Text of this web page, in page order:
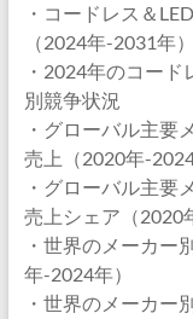
・コードレス＆
（2024年-2031年）
・2024年のコー
別競争状況
・グローバル主要
売上（2020年-2024
・グローバル主要
売上シェア（2020
・世界のメーカー
年-2024年）
・世界のメーカー